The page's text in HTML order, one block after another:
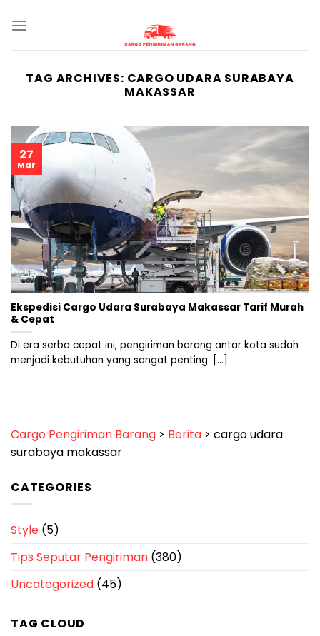
TAG ARCHIVES: CARGO UDARA SURABAYA
MAKASSAR
Ekspedisi Cargo Udara Surabaya Makassar Tarif Murah
& Cepat
Di era serba cepat ini, pengiriman barang antar kota sudah
menjadi kebutuhan yang sangat penting. [...]
27
Mar
Cargo Pengiriman Barang > Berita > cargo udara
surabaya makassar
CATEGORIES
Style (5)
Tips Seputar Pengiriman (380)
Uncategorized (45)
TAG CLOUD